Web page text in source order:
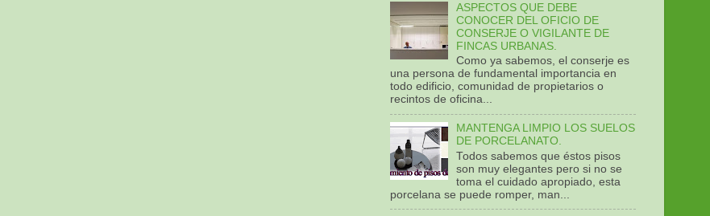
ASPECTOS QUE DEBE
CONOCER DEL OFICIO DE
CONSERJE O VIGILANTE DE
FINCAS URBANAS.
Como ya sabemos, el conserje es
una persona de fundamental importancia en
todo edificio, comunidad de propietarios o
recintos de oficina...
MANTENGA LIMPIO LOS SUELOS
DE PORCELANATO.
Todos sabemos que éstos pisos
son muy elegantes pero si no se
toma el cuidado apropiado, esta
porcelana se puede romper, man...